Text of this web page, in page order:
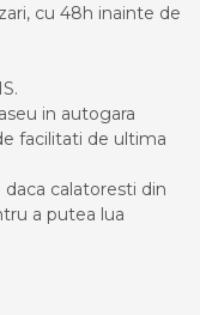
cu 48h inainte de
in autogara
facilitati de ultima
calatoresti din
a putea lua